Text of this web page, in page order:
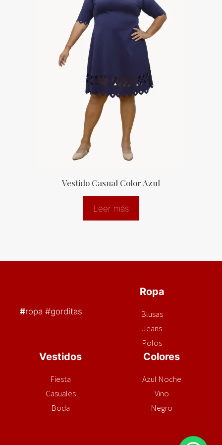
Vestido Casual Color Azul
Leer más
#ropa #gorditas
Ropa
Blusas
Jeans
Polos
Vestidos
Fiesta
Casuales
Boda
Colores
Azul Noche
Vino
Negro